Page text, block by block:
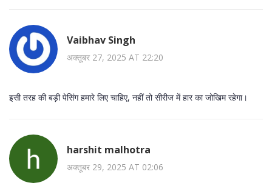
Vaibhav Singh
अक्तूबर 27, 2025 AT 22:20
इसी तरह की बड़ी पेसिंग हमारे लिए चाहिए, नहीं तो सीरीज में हार का जोखिम रहेगा।
harshit malhotra
अक्तूबर 29, 2025 AT 02:06